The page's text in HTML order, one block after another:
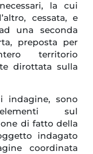
la cui
cessata, e
una seconda
preposta per
territorio
dirottata sulla
indagine, sono
sul
di fatto della
indagato
coordinata